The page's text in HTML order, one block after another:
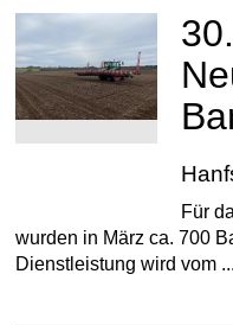
Für
wurden in März ca. 700
Dienstleistung wird vom ...